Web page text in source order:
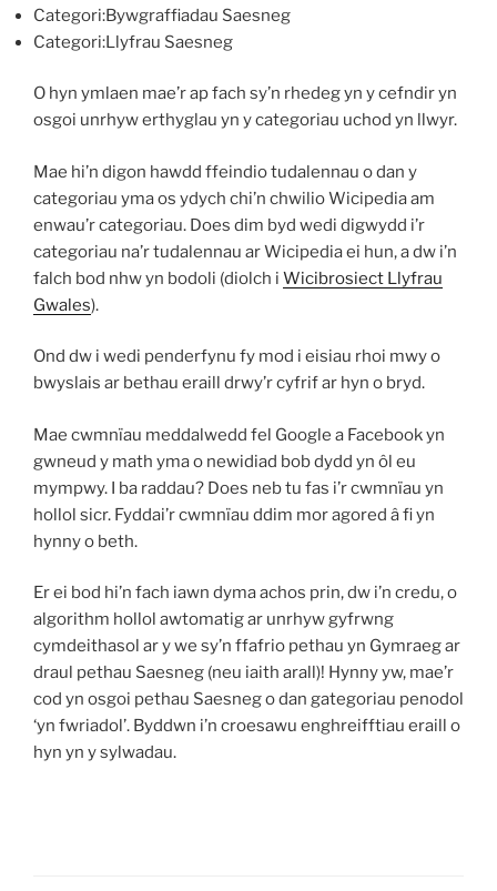
Categori:Bywgraffiadau Saesneg
Categori:Llyfrau Saesneg
O hyn ymlaen mae’r ap fach sy’n rhedeg yn y cefndir yn
osgoi unrhyw erthyglau yn y categoriau uchod yn llwyr.
Mae hi’n digon hawdd ffeindio tudalennau o dan y
categoriau yma os ydych chi’n chwilio Wicipedia am
enwau’r categoriau. Does dim byd wedi digwydd i’r
categoriau na’r tudalennau ar Wicipedia ei hun, a dw i’n
falch bod nhw yn bodoli (diolch i Wicibrosiect Llyfrau
Gwales).
Ond dw i wedi penderfynu fy mod i eisiau rhoi mwy o
bwyslais ar bethau eraill drwy’r cyfrif ar hyn o bryd.
Mae cwmnïau meddalwedd fel Google a Facebook yn
gwneud y math yma o newidiad bob dydd yn ôl eu
mympwy. I ba raddau? Does neb tu fas i’r cwmnïau yn
hollol sicr. Fyddai’r cwmnïau ddim mor agored â fi yn
hynny o beth.
Er ei bod hi’n fach iawn dyma achos prin, dw i’n credu, o
algorithm hollol awtomatig ar unrhyw gyfrwng
cymdeithasol ar y we sy’n ffafrio pethau yn Gymraeg ar
draul pethau Saesneg (neu iaith arall)! Hynny yw, mae’r
cod yn osgoi pethau Saesneg o dan gategoriau penodol
‘yn fwriadol’. Byddwn i’n croesawu enghreifftiau eraill o
hyn yn y sylwadau.